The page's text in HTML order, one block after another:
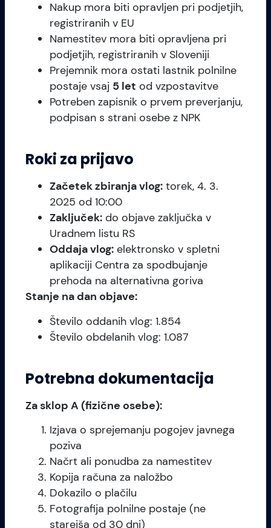
Nakup mora biti opravljen pri podjetjih,
registriranih v EU
Namestitev mora biti opravljena pri
podjetjih, registriranih v Sloveniji
Prejemnik mora ostati lastnik polnilne
postaje vsaj 5 let od vzpostavitve
Potreben zapisnik o prvem preverjanju,
podpisan s strani osebe z NPK
Roki za prijavo
Začetek zbiranja vlog:torek, 4. 3.
2025 od 10:00
Zaključek:do objave zaključka v
Uradnem listu RS
Oddaja vlog:elektronsko v spletni
aplikaciji Centra za spodbujanje
prehoda na alternativna goriva
Stanje na dan objave:
Število oddanih vlog: 1.854
Število obdelanih vlog: 1.087
Potrebna dokumentacija
Za sklop A (fizične osebe):
Izjava o sprejemanju pogojev javnega
poziva
Načrt ali ponudba za namestitev
Kopija računa za naložbo
Dokazilo o plačilu
Fotografija polnilne postaje (ne
starejša od 30 dni)